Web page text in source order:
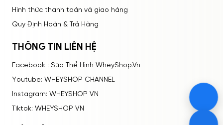
Hình thức thanh toán và giao hàng
Quy Định Hoàn & Trả Hàng
THÔNG TIN LIÊN HỆ
Facebook : Sữa Thể Hình WheyShop.Vn
Youtube: WHEYSHOP CHANNEL
Instagram: WHEYSHOP VN
Tiktok: WHEYSHOP VN